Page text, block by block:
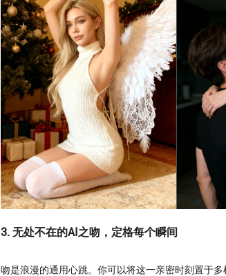
3. 无处不在的AI之吻，定格每个瞬间
吻是浪漫的通用心跳。你可以将这一亲密时刻置于